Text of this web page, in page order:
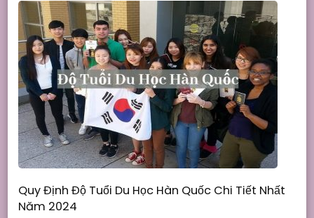
Quy Định Độ Tuổi Du Học Hàn Quốc Chi Tiết Nhất
Năm 2024